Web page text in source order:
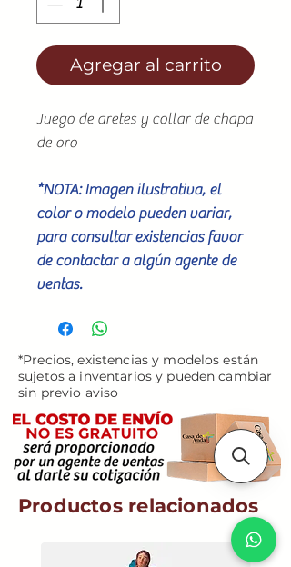
Agregar al carrito
Juego de aretes y collar de chapa
de oro
*NOTA: Imagen ilustrativa, el
color o modelo pueden variar,
para consultar existencias favor
de contactar a algún agente de
ventas.
*Precios, existencias y modelos están
sujetos a inventarios y pueden cambiar
sin previo aviso
Productos relacionados